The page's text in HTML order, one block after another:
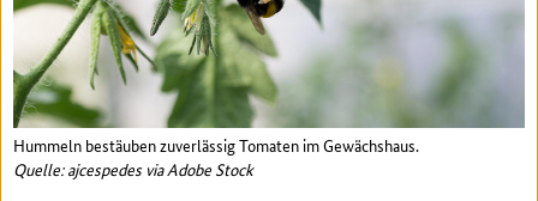
Hummeln bestäuben zuverlässig Tomaten im Gewächshaus.
Quelle: ajcespedes via Adobe Stock